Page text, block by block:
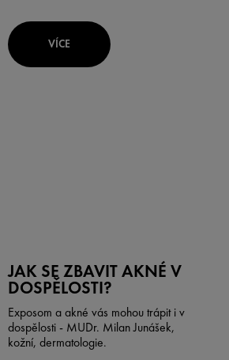
VÍCE
JAK SE ZBAVIT AKNÉ V
DOSPĚLOSTI?
Exposom a akné vás mohou trápit i v
dospělosti - MUDr. Milan Junášek,
kožní, dermatologie.